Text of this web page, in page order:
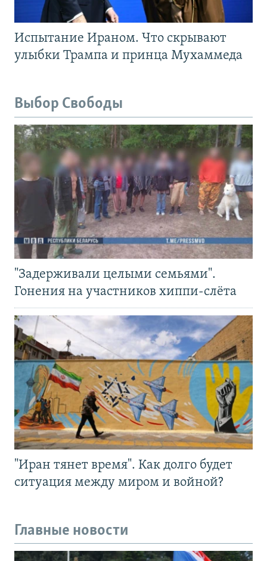
Испытание Ираном. Что скрывают
улыбки Трампа и принца Мухаммеда
Выбор Свободы
"Задерживали целыми семьями".
Гонения на участников хиппи-слёта
"Иран тянет время". Как долго будет
ситуация между миром и войной?
Главные новости